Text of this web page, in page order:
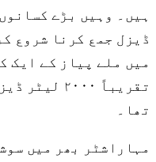
ہیں۔ وہیں بڑے
ڈیزل جمع کرنا شروع
میں ملے پیاز کے ایک
تقریباً
تھا۔
مہاراشٹر بھر میں